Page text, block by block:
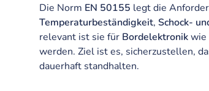
Die Norm EN 50155 legt die
Temperaturbeständigkeit, Schock-
relevant ist sie für Bordelektronikwie
werden. Ziel ist es, sicherzustellen,
dauerhaft standhalten.